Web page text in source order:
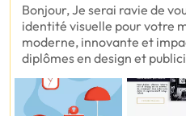
Bonjour, Je serai ravie de
identité visuelle pour votre
moderne, innovante et
diplômes en design et